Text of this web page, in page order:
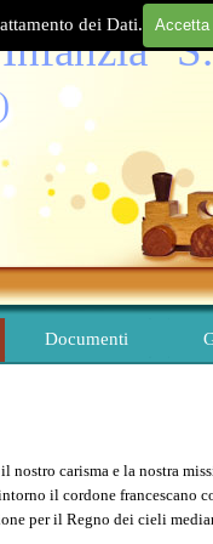
dei Dati. Accetta
▼
Documenti
carisma e la nostra
il cordone francescano
per il Regno dei cieli